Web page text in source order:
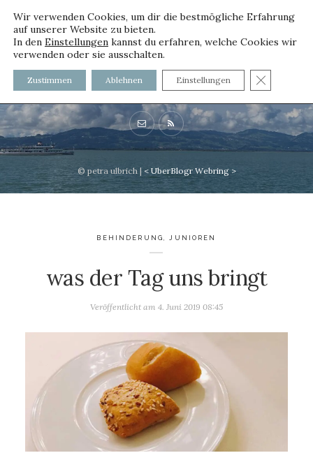
voller worte
mit und ohne Innenfutter
© petra ulbrich | < UberBlogr Webring >
BEHINDERUNG JUNIOREN
was der Tag uns bringt
Veröffentlicht am 4. Juni 2019 08:45
Wir verwenden Cookies, um dir die bestmögliche Erfahrung
auf unserer Website zu bieten.
In den Einstellungen kannst du erfahren, welche Cookies wir
verwenden oder sie ausschalten.
Zustimmen Ablehnen Einstellungen GDPR